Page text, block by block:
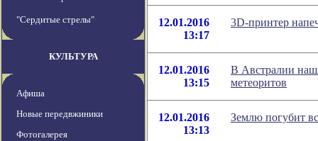
"Сердитые стрелы"
КУЛЬТУРА
Афиша
Новые передвжиники
Фотогалерея
12.01.2016
13:17
3D-принтер
12.01.2016
13:15
В Австралии
метеоритов
12.01.2016
13:13
Землю погубит